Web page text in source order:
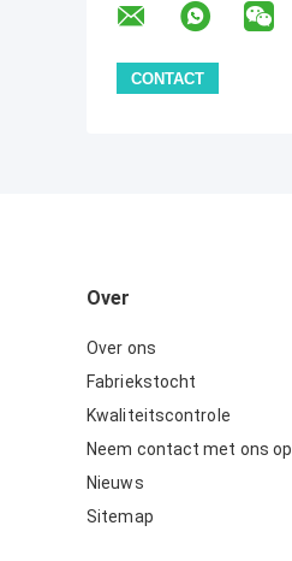
Over
Over ons
Fabriekstocht
Kwaliteitscontrole
Neem contact met ons op
Nieuws
Sitemap